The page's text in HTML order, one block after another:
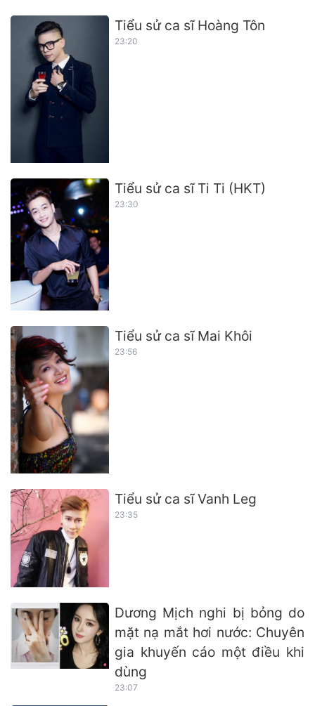
Tiểu sử ca sĩ Hoàng Tôn
23:20
Tiểu sử ca sĩ Ti Ti (HKT)
23:30
Tiểu sử ca sĩ Mai Khôi
23:56
Tiểu sử ca sĩ Vanh Leg
23:35
Dương Mịch nghi bị bỏng do
mặt nạ mắt hơi nước: Chuyên
gia khuyến cáo một điều khi
dùng
23:07